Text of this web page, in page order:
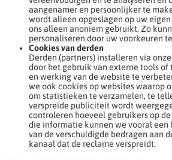
aangenamer en persoonlijker te
wordt alleen opgeslagen op uw
ons alleen anoniem gebruikt. Zo
personaliseren door uw voorkeuren
Cookies van derden
Derden (partners) installeren via
door het gebruik van externe tools of
en werking van de website te
we ook cookies op websites waarop
om statistieken te verzamelen, te
verspreide publiciteit wordt
controleren hoeveel gebruikers op
die informatie kunnen we vooral een
van de verschuldigde bedragen aan
kanaal dat de reclame verspreidt.